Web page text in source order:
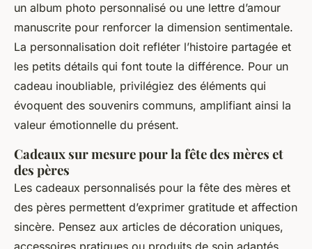
un album photo personnalisé ou une lettre d’amour
manuscrite pour renforcer la dimension sentimentale.
La personnalisation doit refléter l’histoire partagée et
les petits détails qui font toute la différence. Pour un
cadeau inoubliable, privilégiez des éléments qui
évoquent des souvenirs communs, amplifiant ainsi la
valeur émotionnelle du présent.
Cadeaux sur mesure pour la fête des mères et
des pères
Les cadeaux personnalisés pour la fête des mères et
des pères permettent d’exprimer gratitude et affection
sincère. Pensez aux articles de décoration uniques,